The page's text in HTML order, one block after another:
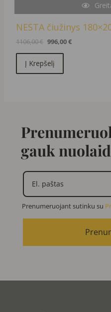
NESTA čiužinys
1106,00€ 996,00€
Į Krepšelį
gauk
Prenumeruojant sutinku su